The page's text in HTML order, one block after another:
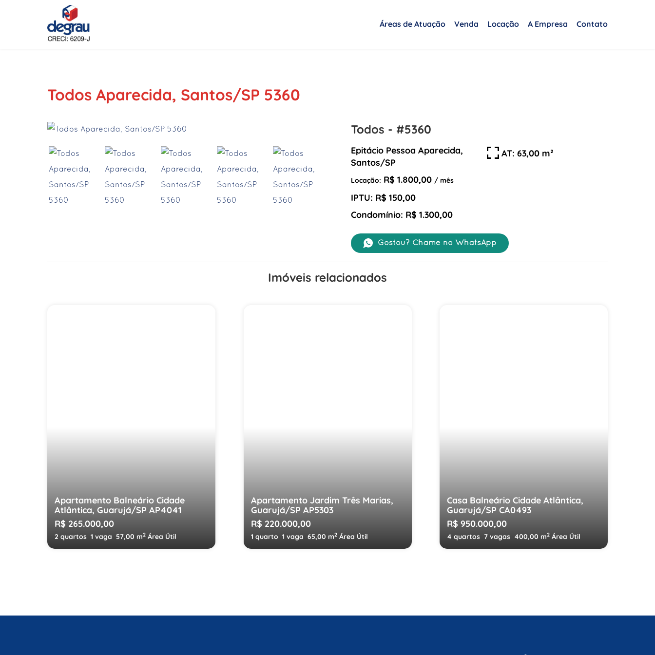
Áreas de Atuação Venda Locação A Empresa Contato
Todos Aparecida, Santos/SP 5360
Todos - #5360
Epitácio Pessoa Aparecida,
Santos/SP
Locação: R$ 1.800,00 / mês
IPTU: R$ 150,00
Condomínio: R$ 1.300,00
AT: 63,00 m²
Gostou? Chame no WhatsApp
Imóveis relacionados
Apartamento Balneário Cidade
Atlântica, Guarujá/SP AP4041
R$ 265.000,00
2 quartos 1 vaga 57,00 m2 Área Útil
Apartamento Jardim Três Marias,
Guarujá/SP AP5303
R$ 220.000,00
1 quarto 1 vaga 65,00 m2Área Útil
Casa Balneário Cidade Atlântica,
Guarujá/SP CA0493
R$ 950.000,00
4 quartos 7 vagas 400,00 m2 Área Útil